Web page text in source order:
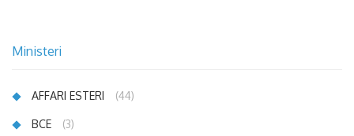
Ministeri
AFFARI ESTERI (44)
BCE (3)